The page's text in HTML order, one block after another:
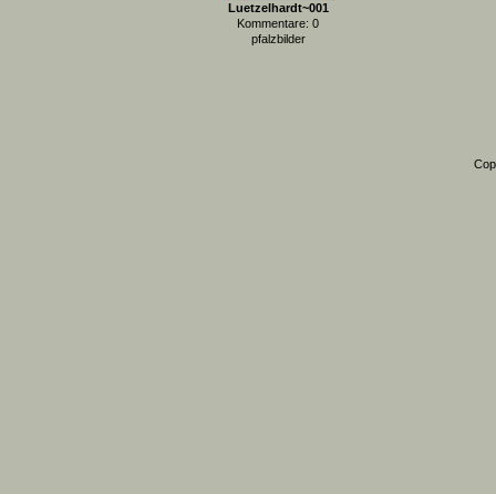
Luetzelhardt~001
Kommentare: 0
pfalzbilder